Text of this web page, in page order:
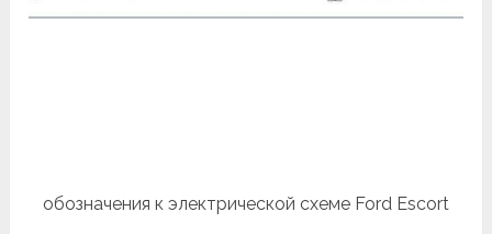
обозначения к электрической схеме Ford Escort